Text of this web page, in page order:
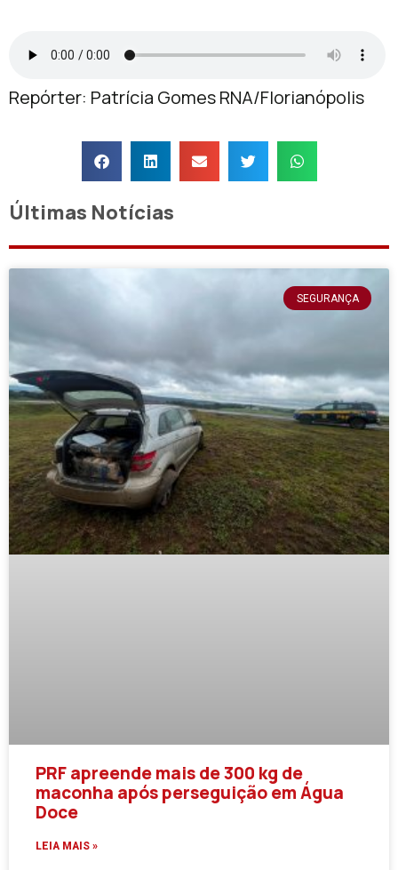
Repórter: Patrícia Gomes RNA/Florianópolis
Últimas Notícias
SEGURANÇA
PRF apreende mais de 300 kg de
maconha após perseguição em Água
Doce
LEIA MAIS »